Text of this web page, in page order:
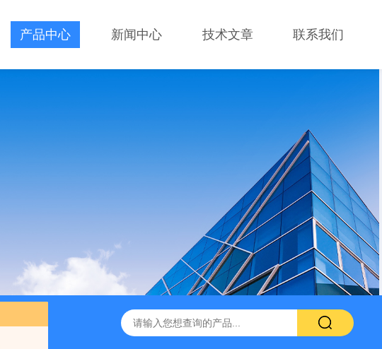
产品中心 新闻中心 技术文章 联系我们
DP-BCGY-1便携式测仪/测仪 DP-DFYF-109ZS